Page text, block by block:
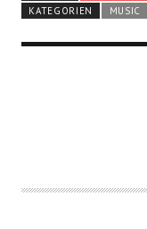
KATEGORIEN
MUSIC